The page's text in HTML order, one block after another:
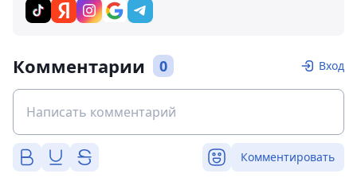
Комментарии 0 Вход
Комментировать